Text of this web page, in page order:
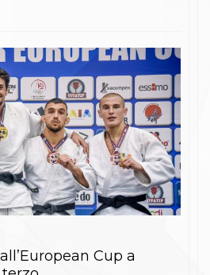
Federali
Karate
disciplina
News
e Risultati
Didattica
Federali
marziali
Aikido
Ju Jitsu
Sumo
BJJ
Pankration
Cup a